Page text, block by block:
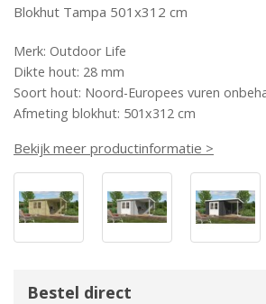
Blokhut Tampa 501x312 cm
Merk: Outdoor Life
Dikte hout: 28 mm
Soort hout: Noord-Europees vuren
Afmeting blokhut: 501x312 cm
Bekijk meer productinformatie >
Bestel direct